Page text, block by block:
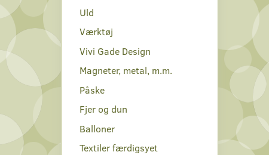
Uld
Værktøj
Vivi Gade Design
Magneter, metal, m.m.
Påske
Fjer og dun
Balloner
Textiler færdigsyet